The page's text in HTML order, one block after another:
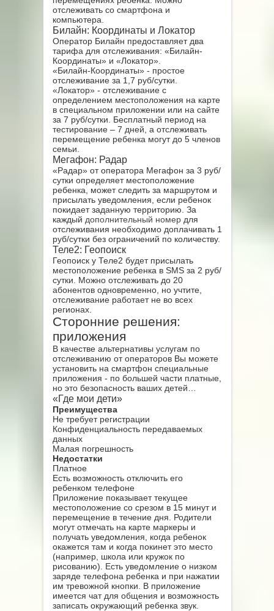
отслеживать со смартфона и
компьютера.
Билайн: Координаты и Локатор
Оператор Билайн предоставляет два
тарифа для отслеживания: «Билайн-
Координаты» и «Локатор».
«Билайн-Координаты» - простое
отслеживание за 1,7 руб/сутки.
«Локатор» - отслеживание с
определением местоположения на карте
в специальном приложении или на сайте
за 7 руб/сутки. Бесплатный период на
тестирование – 7 дней, а отслеживать
перемещение ребенка могут до 5 членов
семьи.
Мегафон: Радар
«Радар» от оператора Мегафон за 3 руб/
сутки определяет местоположение
ребенка, может следить за маршрутом и
присылать уведомления, если ребенок
покидает заданную территорию. За
каждый дополнительный номердля
отслеживания необходимо доплачивать 1
руб/сутки без ограничений по количеству.
Теле2: Геопоиск
Геопоиск у Теле2 будет присылать
местоположение ребенка в SMS за 2 руб/
сутки. Можно отслеживать до 20
абонентов одновременно, но учтите,
отслеживание работает не во всех
регионах.
Сторонние решения:
приложения
В качестве альтернативы услугам по
отслеживанию от операторов Вы можете
установить на смартфон специальные
приложения - по большей части платные,
но это безопасность ваших детей…
«Где мои дети»
Преимущества
Не требует регистрации
Конфиденциальность передаваемых
данных
Малая погрешность
Недостатки
Платное
Есть возможность отключить его
ребенком телефоне
Приложение показывает текущее
местоположение со срезом в 15 минут и
перемещение в течение дня. Родители
могут отмечать на карте маркеры и
получать уведомления, когда ребенок
окажется там и когда покинет это место
(например, школа или кружок по
рисованию). Есть уведомление о низком
заряде телефона ребенка и при нажатии
им тревожной кнопки. В приложение
имеется чат для общения и возможность
записать окружающий ребенка звук.